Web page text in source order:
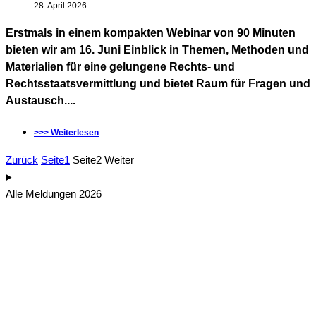
28. April 2026
Erstmals in einem kompakten Webinar von 90 Minuten
bieten wir am 16. Juni Einblick in Themen, Methoden und
Materialien für eine gelungene Rechts- und
Rechtsstaatsvermittlung und bietet Raum für Fragen und
Austausch....
>>> Weiterlesen
Zurück Seite1 Seite2 Weiter
Alle Meldungen 2026